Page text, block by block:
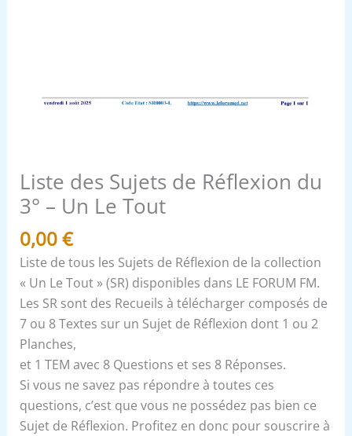
Liste des Sujets de Réflexion du
3° – Un Le Tout
0,00€
Liste de tous les Sujets de Réflexion de la collection
« Un Le Tout » (SR) disponibles dans LE FORUM FM.
Les SR sont des Recueils à télécharger composés de
7 ou 8 Textes sur un Sujet de Réflexion dont 1 ou 2
Planches,
et 1 TEM avec 8 Questions et ses 8 Réponses.
Si vous ne savez pas répondre à toutes ces
questions, c’est que vous ne possédez pas bien ce
Sujet de Réflexion. Profitez en donc pour souscrire à